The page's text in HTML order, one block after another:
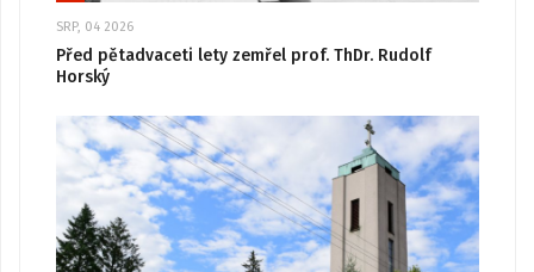
SRP, 04 2026
Před pětadvaceti lety zemřel prof. ThDr. Rudolf
Horský